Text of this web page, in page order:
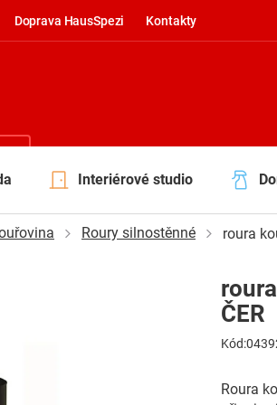
Doprava HausSpezi Kontakty
Interiérové studio
Roury silnostěnné roura
Roura
ČER
Kód: